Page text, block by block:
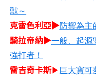
獸～
克雷色利亞▶防禦為主
騎拉帝納▶一般、起源
強打者！
雷吉奇卡斯▶巨大寶可